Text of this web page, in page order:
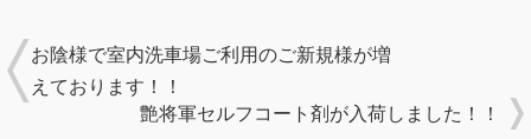
お陰様で室内洗車場ご利用のご新規様が増
えております！！
艶将軍セルフコート剤が入荷しました！！